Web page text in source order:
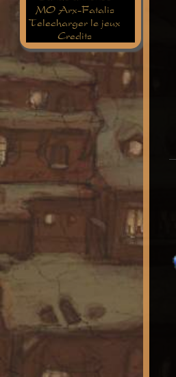
MO Arx-Fatalis
Telecharger le jeux
Credits